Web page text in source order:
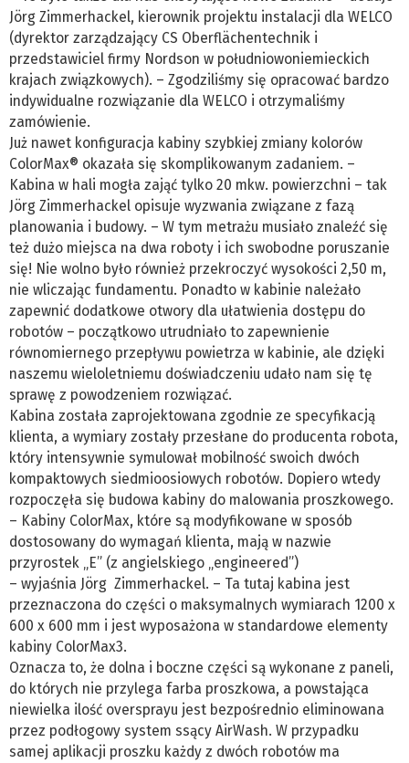
Jörg Zimmerhackel, kierownik projektu instalacji dla WELCO
(dyrektor zarządzający CS Oberflächentechnik i
przedstawiciel firmy Nordson w południowoniemieckich
krajach związkowych). – Zgodziliśmy się opracować bardzo
indywidualne rozwiązanie dla WELCO i otrzymaliśmy
zamówienie.
Już nawet konfiguracja kabiny szybkiej zmiany kolorów
ColorMax® okazała się skomplikowanym zadaniem. –
Kabina w hali mogła zająć tylko 20 mkw. powierzchni – tak
Jörg Zimmerhackel opisuje wyzwania związane z fazą
planowania i budowy. – W tym metrażu musiało znaleźć się
też dużo miejsca na dwa roboty i ich swobodne poruszanie
się! Nie wolno było również przekroczyć wysokości 2,50 m,
nie wliczając fundamentu. Ponadto w kabinie należało
zapewnić dodatkowe otwory dla ułatwienia dostępu do
robotów – początkowo utrudniało to zapewnienie
równomiernego przepływu powietrza w kabinie, ale dzięki
naszemu wieloletniemu doświadczeniu udało nam się tę
sprawę z powodzeniem rozwiązać.
Kabina została zaprojektowana zgodnie ze specyfikacją
klienta, a wymiary zostały przesłane do producenta robota,
który intensywnie symulował mobilność swoich dwóch
kompaktowych siedmioosiowych robotów. Dopiero wtedy
rozpoczęła się budowa kabiny do malowania proszkowego.
– Kabiny ColorMax, które są modyfikowane w sposób
dostosowany do wymagań klienta, mają w nazwie
przyrostek „E” (z angielskiego „engineered”)
– wyjaśnia Jörg Zimmerhackel. – Ta tutaj kabina jest
przeznaczona do części o maksymalnych wymiarach 1200 x
600 x 600 mm i jest wyposażona w standardowe elementy
kabiny ColorMax3.
Oznacza to, że dolna i boczne części są wykonane z paneli,
do których nie przylega farba proszkowa, a powstająca
niewielka ilość oversprayu jest bezpośrednio eliminowana
przez podłogowy system ssący AirWash. W przypadku
samej aplikacji proszku każdy z dwóch robotów ma